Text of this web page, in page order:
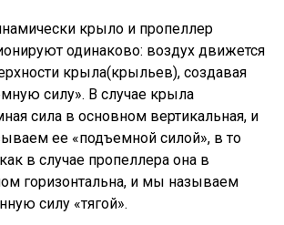
крыло и пропеллер
одинаково: воздух движется
крыла(крыльев), создавая
силу». В случае крыла
сила в основном вертикальная, и
ее «подъемной силой», в то
в случае пропеллера она в
горизонтальна, и мы называем
силу «тягой».